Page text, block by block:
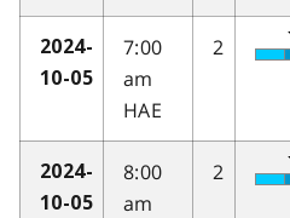
2024-
10-05
7:00
am
HAE
2
2024-
10-05
8:00
am
2